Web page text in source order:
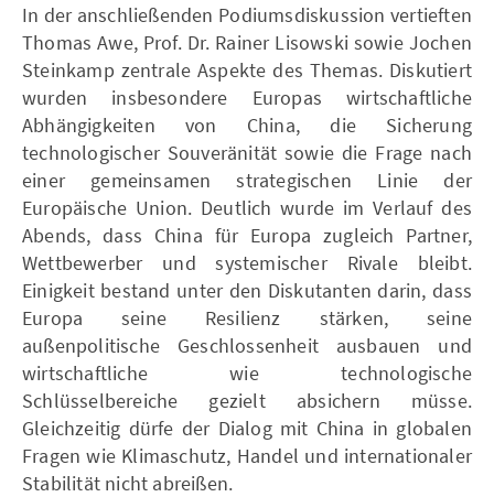
In der anschließenden Podiumsdiskussion vertieften
Thomas Awe, Prof. Dr. Rainer Lisowski sowie Jochen
Steinkamp zentrale Aspekte des Themas. Diskutiert
wurden insbesondere Europas wirtschaftliche
Abhängigkeiten von China, die Sicherung
technologischer Souveränität sowie die Frage nach
einer gemeinsamen strategischen Linie der
Europäische Union. Deutlich wurde im Verlauf des
Abends, dass China für Europa zugleich Partner,
Wettbewerber und systemischer Rivale bleibt.
Einigkeit bestand unter den Diskutanten darin, dass
Europa seine Resilienz stärken, seine
außenpolitische Geschlossenheit ausbauen und
wirtschaftliche wie technologische
Schlüsselbereiche gezielt absichern müsse.
Gleichzeitig dürfe der Dialog mit China in globalen
Fragen wie Klimaschutz, Handel und internationaler
Stabilität nicht abreißen.